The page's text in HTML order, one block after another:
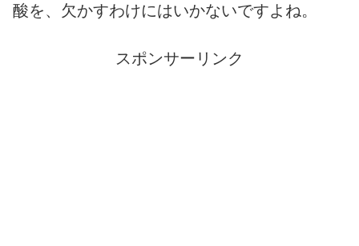
酸を、欠かすわけにはいかないですよね。
スポンサーリンク